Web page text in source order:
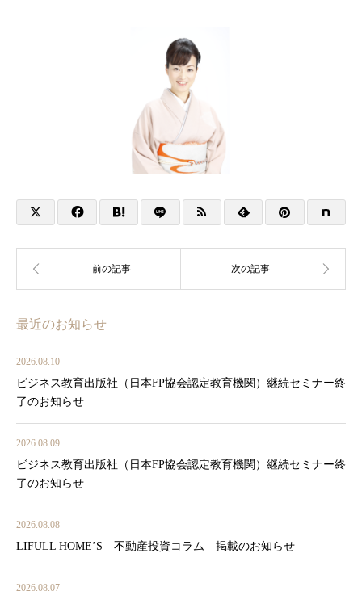
最近のお知らせ
2026.08.10
ビジネス教育出版社（日本FP協会認定教育機関）継続セミナー終
了のお知らせ
2026.08.09
ビジネス教育出版社（日本FP協会認定教育機関）継続セミナー終
了のお知らせ
2026.08.08
LIFULL HOME’S 不動産投資コラム 掲載のお知らせ
2026.08.07